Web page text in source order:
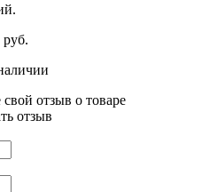
руб.
свой отзыв о товаре
отзыв